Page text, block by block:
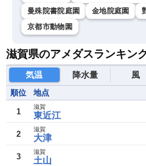
曼殊院書院庭園
金地院庭園
京都市動物園
滋賀県のアメダスランキン
気温 降水量 風
順位 地点
1 東近江
滋賀
2 大津
滋賀
3 土山
滋賀